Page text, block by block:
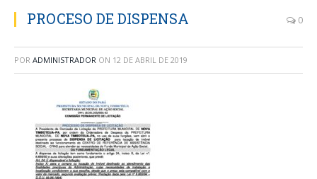
PROCESO DE DISPENSA 0
POR ADMINISTRADOR ON 12 DE ABRIL DE 2019